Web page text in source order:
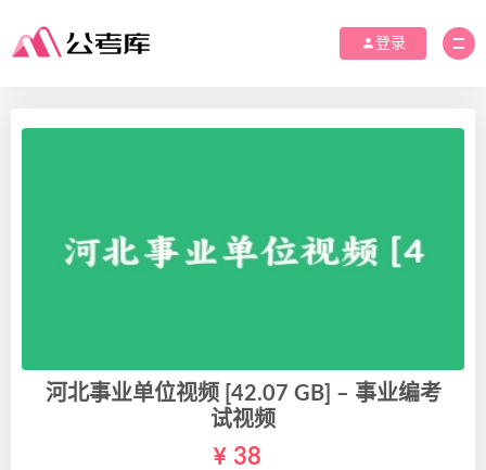
登录
河北事业单位视频 [42.07 GB] – 事业编考
试视频
38